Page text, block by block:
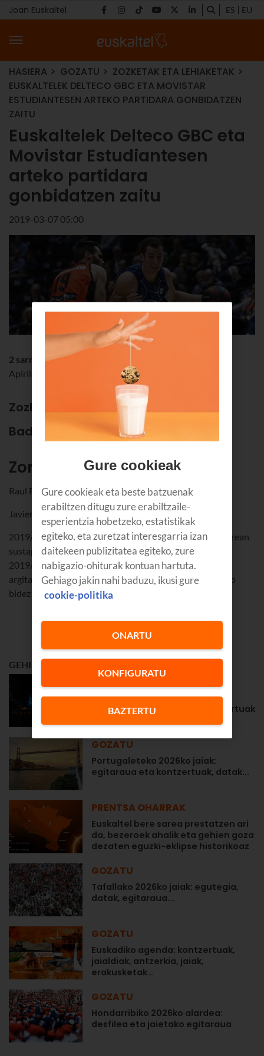
Joan Euskaltel ES EU
HASIERA GOZATU
ZOZKETAK ETA LEHIAKETAK
EUSKALTELEK DELTECO GBC ETA MOVISTAR
ESTUDIANTESEN ARTEKO PARTIDARA GONBIDATZEN
ZAITU
Euskaltelek Delteco GBC eta
Movistar Estudiantesen
arteko partidara
gonbidatzen zaitu
2019-03-07 05:00
2 sarrera bikoitz
Apirilak 6 - Donostia Arena (Donostia)
Zozketa hau bukatu da.
Baditugu irabazleak!
Zorionak!
Raul Fernandez Manchado
Javier Garcia Aguado
2019/03/07tik 2019/03/19ra bitartean izango da indarrean
sustapen hau. Euskaltelen bezeroentzat bakarrik da.
2019/03/20an egingo da zozketa, eta 2019/03/22an
argitaratuko dira irabazleen izenak webgunean. Telefono
bidez jarriko da Euskaltel irabazleekin harremanetan.
GEHIEN IRAKURRIENA
Zarauzko 2026ko jaiak: Aste
Nagusiko egitaraua eta kontzertuak
GOZATU
Portugaleteko 2026ko jaiak:
egitaraua eta kontzertuak, datak...
PRENTSA OHARRAK
Euskaltel bere sarea prestatzen ari
da, bezeroek ahalik eta gehien goza
dezaten eguzki-eklipse historikoaz
GOZATU
Tafallako 2026ko jaiak: egutegia,
datak, egitaraua...
GOZATU
Euskadiko agenda: kontzertuak,
jaialdiak, antzerkia, jaiak,
erakusketak…
GOZATU
Hondarribiko 2026ko alardea:
desfilea eta jaietako egitaraua
Gure cookieak
Gure cookieak eta beste batzuenak
erabiltzen ditugu zure erabiltzaile-
esperientzia hobetzeko, estatistikak
egiteko, eta zuretzat interesgarria izan
daitekeen publizitatea egiteko, zure
nabigazio-ohiturak kontuan hartuta.
Gehiago jakin nahi baduzu, ikusi gure
cookie-politika
KONFIGURATU
BAZTERTU
ONARTU